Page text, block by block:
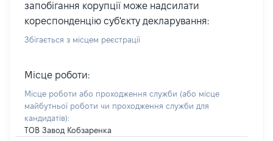
запобігання корупції може надсилати
кореспонденцію суб'єкту декларування:
Збігається з місцем реєстрації
Місце роботи:
Місце роботи або проходження служби (або місце
майбутньої роботи чи проходження служби для
кандидатів):
ТОВ Завод Кобзаренка